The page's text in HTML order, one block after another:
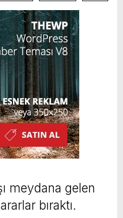
meydana gelen
bıraktı.